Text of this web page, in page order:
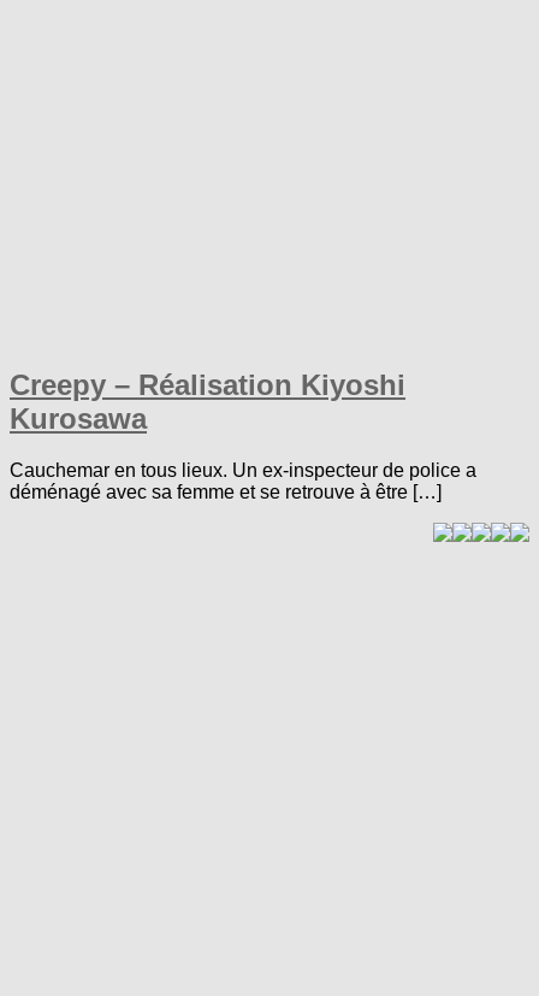
Creepy – Réalisation Kiyoshi
Kurosawa
Cauchemar en tous lieux. Un ex-inspecteur de police a
déménagé avec sa femme et se retrouve à être […]